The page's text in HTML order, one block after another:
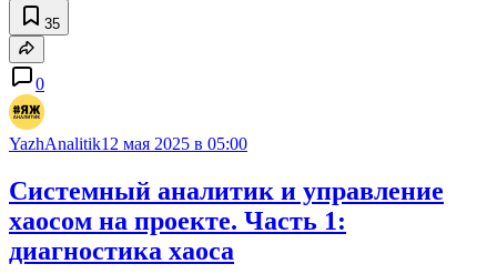
35
0
YazhAnalitik12 мая 2025 в 05:00
Системный аналитик и управление
хаосом на проекте. Часть 1:
диагностика хаоса